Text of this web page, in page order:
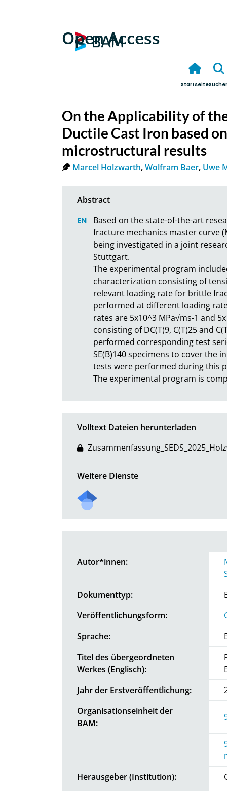
Open Access
Startseite
On the Applicability of
Ductile Cast Iron based
microstructural results
Marcel Holzwarth,Wolfram Baer, Uwe
Based on the state-of-the-art
fracture mechanics master curve
being investigated in a joint
Stuttgart.
The experimental program
characterization consisting of
relevant loading rate for brittle
performed at different loading
rates are 5x10^3 MPa√ms-1 and
consisting of DC(T)9, C(T)25 and
performed corresponding test
SE(B)140 specimens to cover the
tests were performed during this
The experimental program is
Volltext Dateien herunterladen
Weitere Dienste
Autor*innen:
Dokumenttyp:
Veröffentlichungsform:
Sprache:
Titel des übergeordneten
Werkes (Englisch):
Jahr der Erstveröffentlichung:
Organisationseinheit der
BAM:
Herausgeber (Institution):